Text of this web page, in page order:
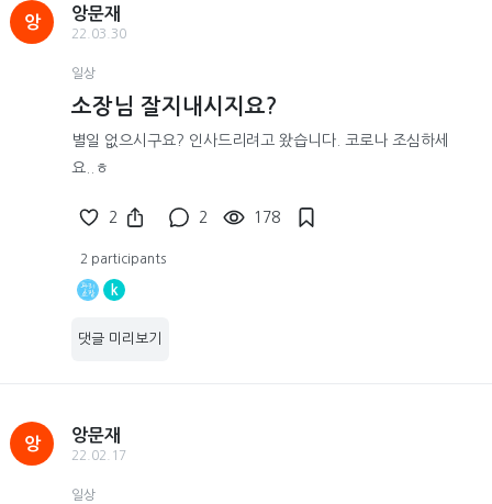
앙
앙문재
22.03.30
일상
소장님 잘지내시지요?
별일 없으시구요? 인사드리려고 왔습니다. 코로나 조심하세
요..ㅎ
2 2 178
2 participants
k
댓글 미리보기
앙
앙문재
22.02.17
일상